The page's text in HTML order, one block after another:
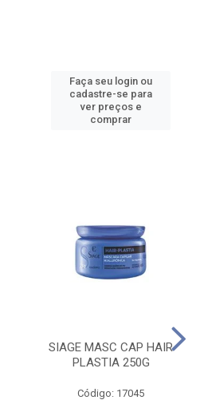
Faça seu login ou
cadastre-se para
ver preços e
comprar
SIAGE MASC CAP HAIR
PLASTIA 250G
Código: 17045